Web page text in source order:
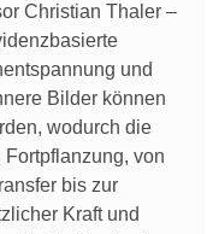
Christian Thaler –
und
Bilder können
wodurch die
von
bis zur
Kraft und